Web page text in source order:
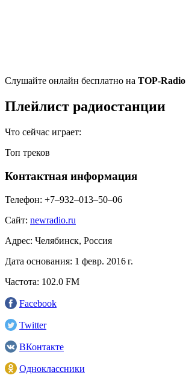
Cлушайте онлайн бесплатно на TOP-Radio
Плейлист радиостанции
Что сейчас играет:
Топ треков
Контактная информация
Телефон: +7–932–013–50–06
Сайт: newradio.ru
Адрес: Челябинск, Россия
Дата основания: 1 февр. 2016 г.
Частота: 102.0 FM
Facebook
Twitter
ВКонтакте
Одноклассники